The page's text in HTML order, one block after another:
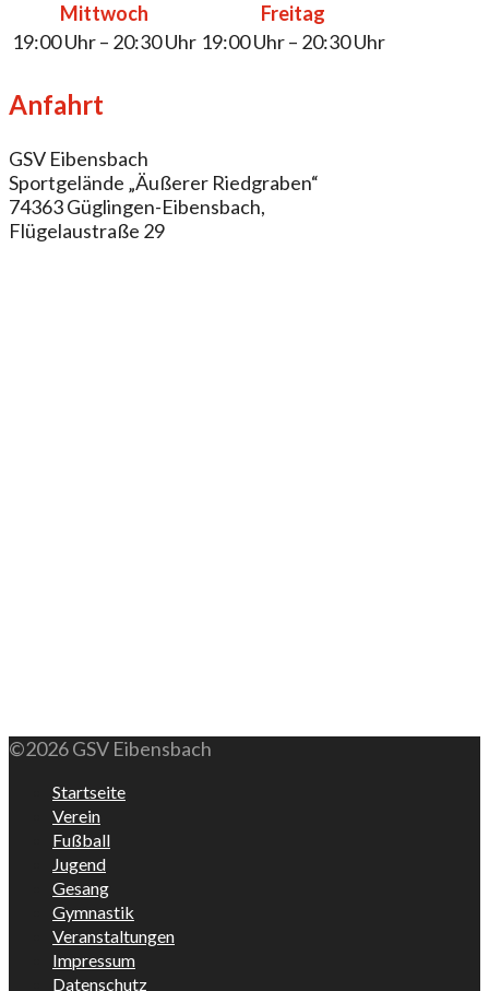
Mittwoch
Freitag
19:00 Uhr – 20:30 Uhr 19:00 Uhr – 20:30 Uhr
Anfahrt
GSV Eibensbach
Sportgelände „Äußerer Riedgraben“
74363 Güglingen-Eibensbach,
Flügelaustraße 29
©2026 GSV Eibensbach
Startseite
Verein
Fußball
Jugend
Gesang
Gymnastik
Veranstaltungen
Impressum
Datenschutz